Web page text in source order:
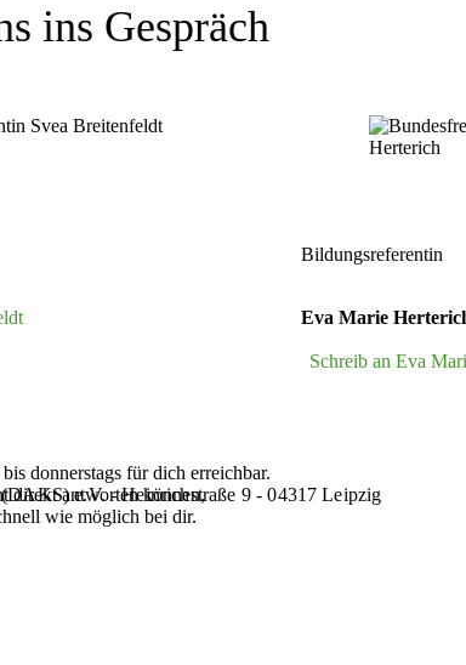
ins Gespräch
Bildungsreferentin
Eva Marie
Schreib an Eva
e.V. - Heinrichstraße 9 - 04317 Leipzig
donnerstags für dich erreichbar.
direkt antworten können,
wie möglich bei dir.